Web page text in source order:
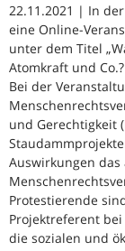
22.11.2021 | In
eine Online-
unter dem Titel
Atomkraft und
Bei der
und Gerechtigkeit
Auswirkungen
Protestierende
Projektreferent
die sozialen und